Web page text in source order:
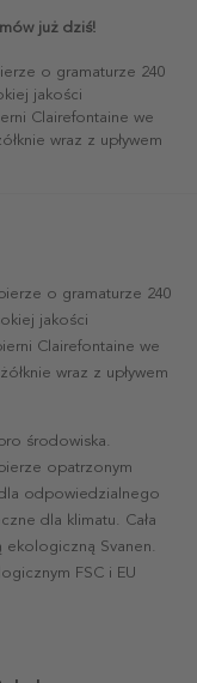
już dziś!
o gramaturze 240
jakości
Clairefontaine we
wraz z upływem
o gramaturze 240
jakości
Clairefontaine we
wraz z upływem
środowiska.
opatrzonym
odpowiedzialnego
dla klimatu. Cała
Svanen.
FSC i EU